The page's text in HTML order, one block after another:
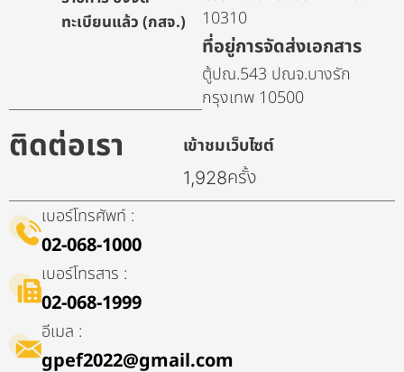
ทะเบียนแล้ว (กสจ.)
10310
ที่อยู่การจัดส่งเอกสาร
ตู้ปณ.543 ปณจ.บางรัก
กรุงเทพ 10500
ติดต่อเรา เข้าชมเว็บไซต์
1,928ครั้ง
เบอร์โทรศัพท์ :
02-068-1000
เบอร์โทรสาร :
02-068-1999
อีเมล :
gpef2022@gmail.com